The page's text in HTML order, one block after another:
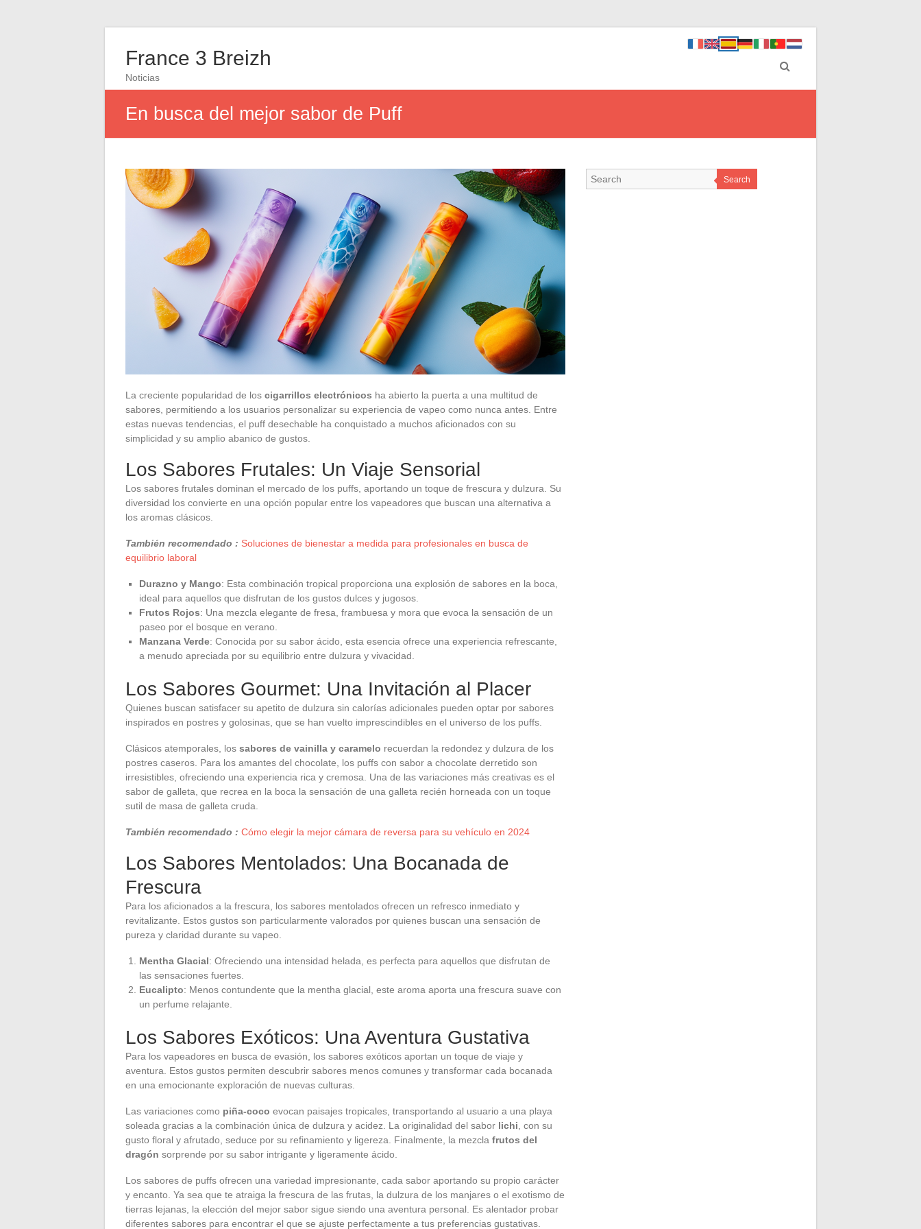
France 3 Breizh
Noticias
En busca del mejor sabor de Puff
La creciente popularidad de los cigarrillos electrónicos ha abierto la puerta a una multitud de
sabores, permitiendo a los usuarios personalizar su experiencia de vapeo como nunca antes. Entre
estas nuevas tendencias, el puff desechable ha conquistado a muchos aficionados con su
simplicidad y su amplio abanico de gustos.
Los Sabores Frutales: Un Viaje Sensorial
Los sabores frutales dominan el mercado de los puffs, aportando un toque de frescura y dulzura. Su
diversidad los convierte en una opción popular entre los vapeadores que buscan una alternativa a
los aromas clásicos.
También recomendado : Soluciones de bienestar a medida para profesionales en busca de
equilibrio laboral
Durazno y Mango: Esta combinación tropical proporciona una explosión de sabores en la boca,
ideal para aquellos que disfrutan de los gustos dulces y jugosos.
Frutos Rojos: Una mezcla elegante de fresa, frambuesa y mora que evoca la sensación de un
paseo por el bosque en verano.
Manzana Verde: Conocida por su sabor ácido, esta esencia ofrece una experiencia refrescante,
a menudo apreciada por su equilibrio entre dulzura y vivacidad.
Los Sabores Gourmet: Una Invitación al Placer
Quienes buscan satisfacer su apetito de dulzura sin calorías adicionales pueden optar por sabores
inspirados en postres y golosinas, que se han vuelto imprescindibles en el universo de los puffs.
Clásicos atemporales, los sabores de vainilla y caramelo recuerdan la redondez y dulzura de los
postres caseros. Para los amantes del chocolate, los puffs con sabor a chocolate derretido son
irresistibles, ofreciendo una experiencia rica y cremosa. Una de las variaciones más creativas es el
sabor de galleta, que recrea en la boca la sensación de una galleta recién horneada con un toque
sutil de masa de galleta cruda.
También recomendado : Cómo elegir la mejor cámara de reversa para su vehículo en 2024
Los Sabores Mentolados: Una Bocanada de
Frescura
Para los aficionados a la frescura, los sabores mentolados ofrecen un refresco inmediato y
revitalizante. Estos gustos son particularmente valorados por quienes buscan una sensación de
pureza y claridad durante su vapeo.
Mentha Glacial: Ofreciendo una intensidad helada, es perfecta para aquellos que disfrutan de
las sensaciones fuertes.
Eucalipto: Menos contundente que la mentha glacial, este aroma aporta una frescura suave con
un perfume relajante.
Los Sabores Exóticos: Una Aventura Gustativa
Para los vapeadores en busca de evasión, los sabores exóticos aportan un toque de viaje y
aventura. Estos gustos permiten descubrir sabores menos comunes y transformar cada bocanada
en una emocionante exploración de nuevas culturas.
Las variaciones como piña-coco evocan paisajes tropicales, transportando al usuario a una playa
soleada gracias a la combinación única de dulzura y acidez. La originalidad del sabor lichi , con su
gusto floral y afrutado, seduce por su refinamiento y ligereza. Finalmente, la mezcla frutos del
dragón sorprende por su sabor intrigante y ligeramente ácido.
Los sabores de puffs ofrecen una variedad impresionante, cada sabor aportando su propio carácter
y encanto. Ya sea que te atraiga la frescura de las frutas, la dulzura de los manjares o el exotismo de
tierras lejanas, la elección del mejor sabor sigue siendo una aventura personal. Es alentador probar
diferentes sabores para encontrar el que se ajuste perfectamente a tus preferencias gustativas.
Search